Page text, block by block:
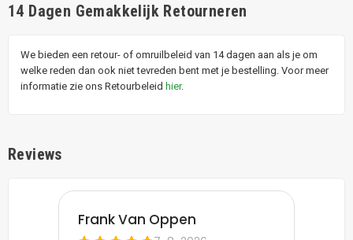
14 Dagen Gemakkelijk Retourneren
We bieden een retour- of omruilbeleid van 14 dagen aan als je om
welke reden dan ook niet tevreden bent met je bestelling. Voor meer
informatie zie ons Retourbeleid hier.
Reviews